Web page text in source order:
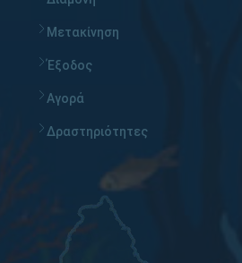
Μετακίνηση
Έξοδος
Αγορά
Δραστηριότητες